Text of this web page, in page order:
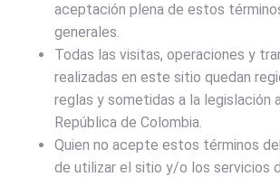
aceptación plena de estos
generales.
Todas las visitas, operaciones y
realizadas en este sitio quedan
reglas y sometidas a la legislación
República de Colombia.
Quien no acepte estos términos
de utilizar el sitio y/o los servicios